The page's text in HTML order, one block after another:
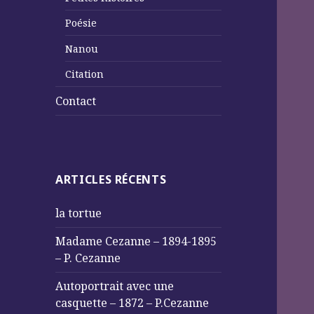
Poésie
Nanou
Citation
Contact
ARTICLES RÉCENTS
la tortue
Madame Cezanne – 1894-1895
– P. Cezanne
Autoportrait avec une
casquette – 1872 – P.Cezanne